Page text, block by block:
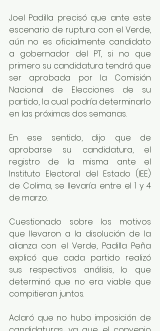
Joel Padilla precisó que ante este
escenario de ruptura con el Verde,
aún no es oficialmente candidato
a gobernador del PT, si no que
primero su candidatura tendrá que
ser aprobada por la Comisión
Nacional de Elecciones de su
partido, la cual podría determinarlo
en las próximas dos semanas.
En ese sentido, dijo que de
aprobarse su candidatura, el
registro de la misma ante el
Instituto Electoral del Estado (IEE)
de Colima, se llevaría entre el 1 y 4
de marzo.
Cuestionado sobre los motivos
que llevaron a la disolución de la
alianza con el Verde, Padilla Peña
explicó que cada partido realizó
sus respectivos análisis, lo que
determinó que no era viable que
compitieran juntos.
Aclaró que no hubo imposición de